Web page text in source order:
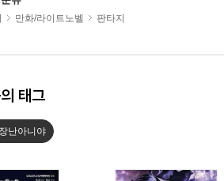
만화/라이트노벨 판타지
태그
난아니야